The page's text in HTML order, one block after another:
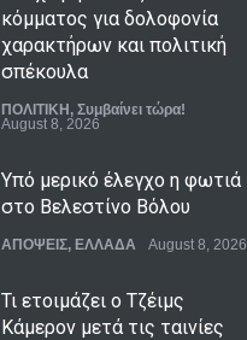
κόμματος για δολοφονία
χαρακτήρων και πολιτική
σπέκουλα
ΠΟΛΙΤΙΚΗ , Συμβαίνει τώρα!
August 8, 2026
Υπό μερικό έλεγχο η φωτιά
στο Βελεστίνο Βόλου
ΑΠΟΨΕΙΣ, ΕΛΛΑΔΑ August 8, 2026
Τι ετοιμάζει ο Τζέιμς
Κάμερον μετά τις ταινίες